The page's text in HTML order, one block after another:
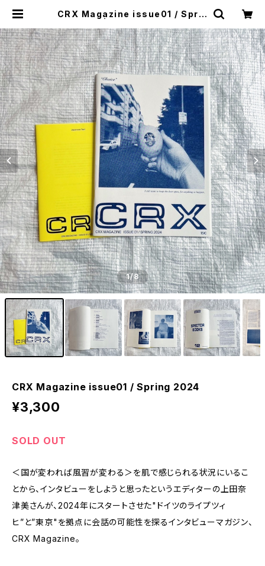
CRX Magazine issue01 / Sprin
1/8
CRX Magazine issue01 / Spring 2024
¥3,300
SOLD OUT
＜国が変われば風習が変わる＞を肌で感じられる状況にいるこ
とから、インタビューをしようと思ったというエディターの上田奈
津美さんが、2024年にスタートさせた"ドイツのライプツィ
ヒ”と”東京"を拠点に会話の可能性を探るインタビューマガジン、
CRX Magazine。